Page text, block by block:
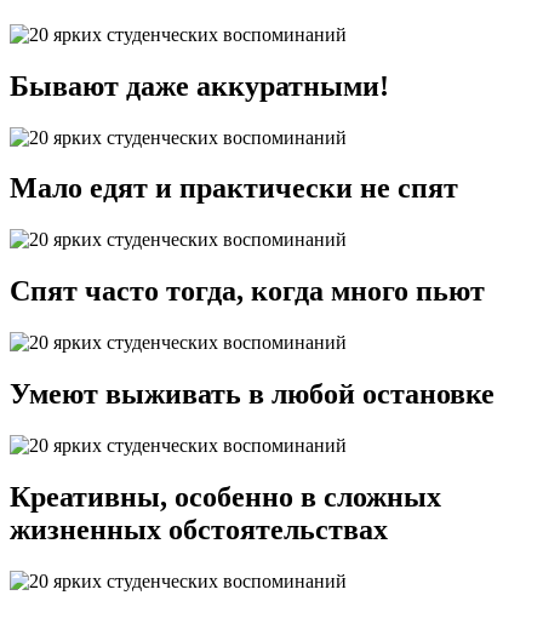
Бывают даже аккуратными!
Мало едят и практически не спят
Спят часто тогда, когда много пьют
Умеют выживать в любой остановке
Креативны, особенно в сложных
жизненных обстоятельствах